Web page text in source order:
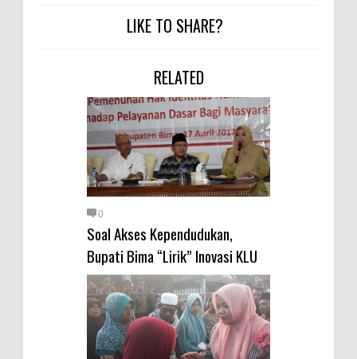
LIKE TO SHARE?
RELATED
0
Soal Akses Kependudukan,
Bupati Bima “Lirik” Inovasi KLU